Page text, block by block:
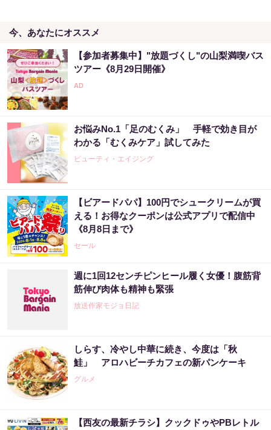
今、あなたにオススメ
【参加者募集中】"放題づくし"の山梨満喫バス
ツアー《8月29日開催》
お悩みNo.1「足のむくみ」 手軽で効き目が
わかる「むくみケア」試してみた
ビューティ・エイジング
【ビアードパパ】100円でシュークリームが買
える！お得なクーポンは公式アプリで配信中
《8月8日まで》
セール
週に1回12センチピンヒール履く女優！腹筋背
筋伸び肉体も精神も緊張
放送作家モジョ日記
しらす、冷やし中華に続き、今度は「秋
鮭」 アロハビーチカフェの新パンケーキ
グルメ
【西友の最新チラシ】クックドゥやPBレトル